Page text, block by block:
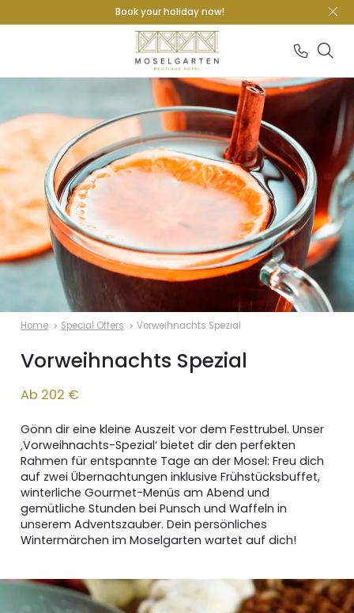
Book your holiday now!
Home Special Offers Vorweihnachts Spezial
Vorweihnachts Spezial
Ab 202 €
Gönn dir eine kleine Auszeit vor dem Festtrubel. Unser
‚Vorweihnachts-Spezial‘ bietet dir den perfekten
Rahmen für entspannte Tage an der Mosel: Freu dich
auf zwei Übernachtungen inklusive Frühstücksbuffet,
winterliche Gourmet-Menüs am Abend und
gemütliche Stunden bei Punsch und Waffeln in
unserem Adventszauber. Dein persönliches
Wintermärchen im Moselgarten wartet auf dich!